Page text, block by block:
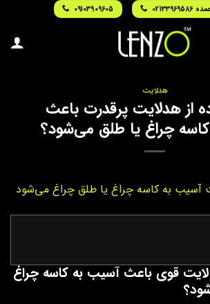
09103909605
هدلایت
از هدلایت پرقدرت باعث
چراغ یا طلق می‌شود؟
قوی باعث آسیب به کاسه چراغ